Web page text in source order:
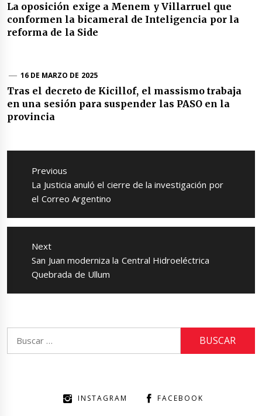
La oposición exige a Menem y Villarruel que
conformen la bicameral de Inteligencia por la
reforma de la Side
16 DE MARZO DE 2025
Tras el decreto de Kicillof, el massismo trabaja
en una sesión para suspender las PASO en la
provincia
Navegación
entradas
Previous
Previous
post:
La Justicia anuló el cierre de la investigación por
el Correo Argentino
Next
Next
post:
San Juan moderniza la Central Hidroeléctrica
Quebrada de Ullum
INSTAGRAM FACEBOOK